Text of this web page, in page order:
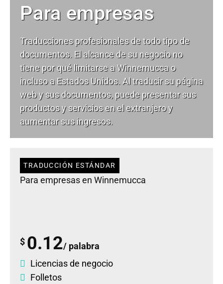
Para empresas
Traducciones profesionales de todo tipo de
documentos. El alcance de su negocio no
tiene por qué limitarse a Winnemucca o
incluso a Estados Unidos. Al traducir su página
web y sus documentos, puede presentar sus
productos y servicios en el extranjero y
aumentar sus ingresos.
TRADUCCIÓN ESTÁNDAR
Para empresas en Winnemucca
$ 0.12/ palabra
Licencias de negocio
Folletos